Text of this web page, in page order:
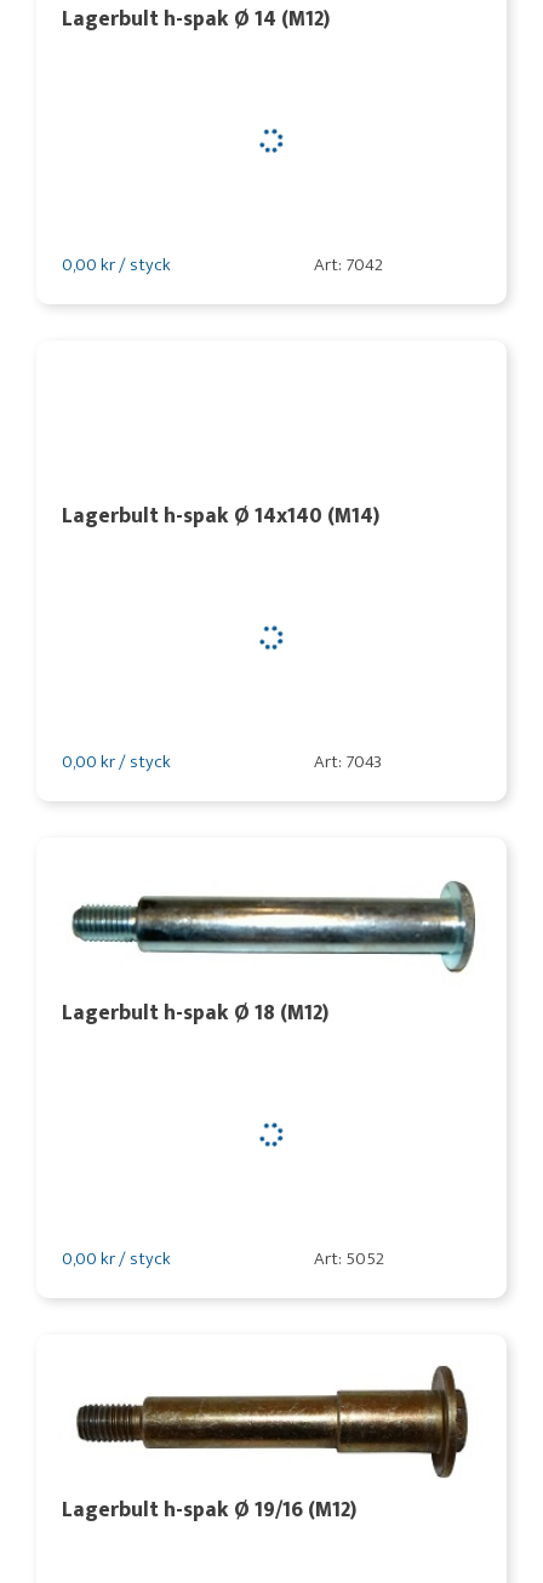
Lagerbult h-spak Ø 14 (M12)
0,00 kr / styck Art: 7042
Lagerbult h-spak Ø 14x140 (M14)
0,00 kr / styck Art: 7043
Lagerbult h-spak Ø 18 (M12)
0,00 kr / styck Art: 5052
Lagerbult h-spak Ø 19/16 (M12)